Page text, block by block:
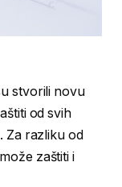
stvorili novu
od svih
Za razliku od
zaštiti i